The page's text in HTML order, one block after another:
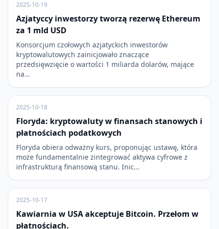
2025-10-19
Azjatyccy inwestorzy tworzą rezerwę Ethereum
za 1 mld USD
Konsorcjum czołowych azjatyckich inwestorów
kryptowalutowych zainicjowało znaczące
przedsięwzięcie o wartości 1 miliarda dolarów, mające
na…
2025-10-18
Floryda: kryptowaluty w finansach stanowych i
płatnościach podatkowych
Floryda obiera odważny kurs, proponując ustawę, która
może fundamentalnie zintegrować aktywa cyfrowe z
infrastrukturą finansową stanu. Inic…
2025-10-17
Kawiarnia w USA akceptuje Bitcoin. Przełom w
płatnościach.